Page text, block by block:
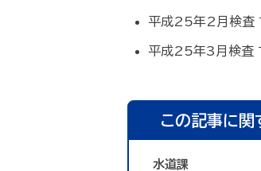
平成25年2月検査
平成25年3月検査
この記事に関
水道課